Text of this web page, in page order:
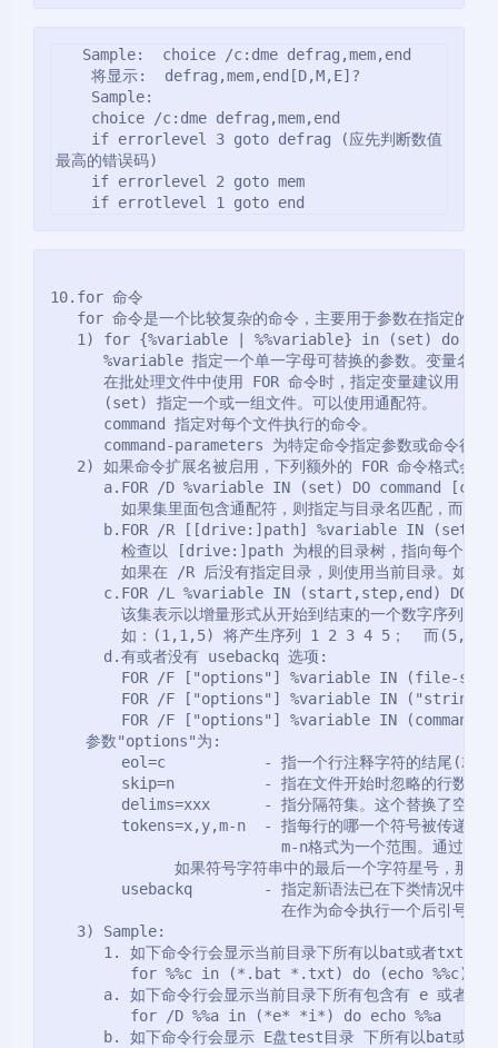
最高的错误码)
    if errotlevel 1 goto end
10.for 命令
for 命令是一个比较复杂的命令，主要用于参数在指定的范
1) for {%variable | %%variable} in (set) do
%variable 指定一个单一字母可替换的参数。变量名称
在批处理文件中使用 FOR 命令时，指定变量建议用
      (set) 指定一个或一组文件。可以使用通配符。
      command 指定对每个文件执行的命令。
command-parameters 为特定命令指定参数或命令行开
2) 如果命令扩展名被启用，下列额外的 FOR 命令格式会受
a.FOR /D %variable IN (set) DO command
如果集里面包含通配符，则指定与目录名匹配，而不与
b.FOR /R [[drive:]path] %variable IN (set)
检查以 [drive:]path 为根的目录树，指向每个目
如果在 /R 后没有指定目录，则使用当前目录。如果
c.FOR /L %variable IN (start,step,end) DO
        该集表示以增量形式从开始到结束的一个数字序列。
如：(1,1,5) 将产生序列 1 2 3 4 5；  而(5,-
      d.有或者没有 usebackq 选项:
FOR /F ["options"] %variable IN (file-
FOR /F ["options"] %variable IN
FOR /F ["options"] %variable IN (command)
    参数"options"为:
eol=c           - 指一个行注释字符的结尾(就一
        skip=n          - 指在文件开始时忽略的行数。
delims=xxx      - 指分隔符集。这个替换了空格和
tokens=x,y,m-n  - 指每行的哪一个符号被传递到
m-n格式为一个范围。通过
如果符号字符串中的最后一个字符星号，那么
usebackq        - 指定新语法已在下类情况中使
在作为命令执行一个后引号的
   3) Sample:
1. 如下命令行会显示当前目录下所有以bat或者txt为扩
         for %%c in (*.bat *.txt) do (echo %%c)
a. 如下命令行会显示当前目录下所有包含有 e 或者 i
         for /D %%a in (*e* *i*) do echo %%a
b. 如下命令行会显示 E盘test目录 下所有以bat或者